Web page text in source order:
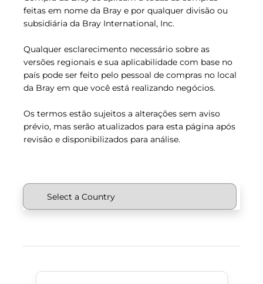
feitas em nome da Bray e por qualquer divisão ou
subsidiária da Bray International, Inc.
Qualquer esclarecimento necessário sobre as
versões regionais e sua aplicabilidade com base no
país pode ser feito pelo pessoal de compras no local
da Bray em que você está realizando negócios.
Os termos estão sujeitos a alterações sem aviso
prévio, mas serão atualizados para esta página após
revisão e disponibilizados para análise.
Middle East (Oriente Médio)